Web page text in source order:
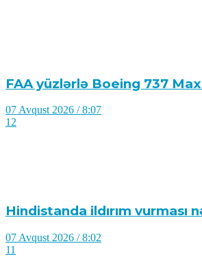
FAA yüzlərlə Boeing 737
07 Avqust 2026 / 8:07
12
Hindistanda ildırım vurması
07 Avqust 2026 / 8:02
11